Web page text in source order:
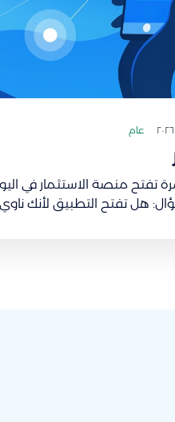
عام
بس." لكن السؤال: هل تفتح التطبيق